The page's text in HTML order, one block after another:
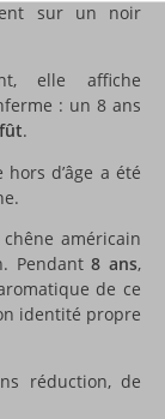
sur un noir
elle affiche
: un 8 ans
.
d’âge a été
américain
Pendant8 ans,
de ce
identité propre
réduction, de